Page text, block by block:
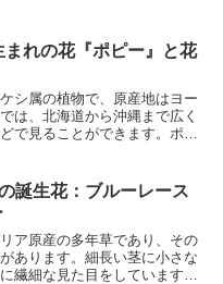
まれの花『ポピー』と花
シ属の植物で、原産地はヨー
は、北海道から沖縄まで広く
で見ることができます。ポピ
ります。ポピーの花は、大き
り」「慰め」「忘却」などで
、薬用としても利用されてお
の効果があると言われていま
、その中でもよく知られてい
ポピーです。シャーレポピー
誕生花：ブルーレース
ア原産の多年草であり、その
あります。細長い茎に小さな
繊細な見た目をしています。